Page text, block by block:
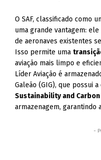
O SAF, classificado como
uma grande vantagem:
de aeronaves existentes
Isso permite uma
aviação mais limpo e
Líder Aviação é
Galeão (GIG), que possui
Sustainability and
armazenagem, garantindo
-